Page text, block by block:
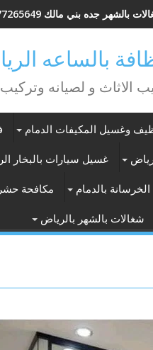
بالشهر جده بني مالك 0577265649
الرياض 0579418735-
الاثاث و لصيانه
وغسيل المكيفات الدمام
غسيل سيارات بالبخار
بالدمام مكافحة
شغالات بالشهر بالرياض